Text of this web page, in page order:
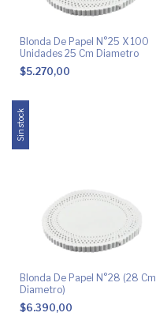
Blonda De Papel N°25 X 100
Unidades 25 Cm Diametro
$5.270,00
Sin stock
Blonda De Papel N°28 (28 Cm
Diametro)
$6.390,00